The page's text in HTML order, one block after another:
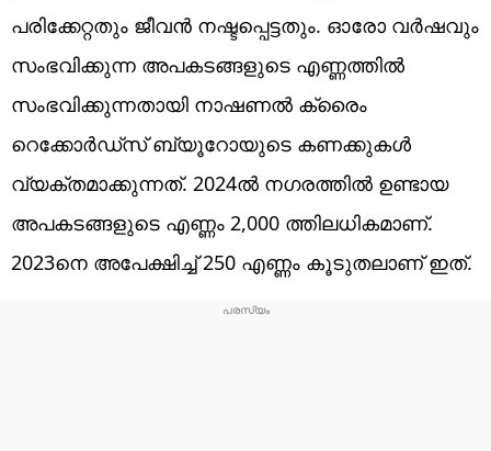
പരിക്കേറ്റതും ജീവന്‍ നഷ്ടപ്പെട്ടതും. ഓരോ വര്‍ഷവും
സംഭവിക്കുന്ന അപകടങ്ങളുടെ എണ്ണത്തില്‍
സംഭവിക്കുന്നതായി നാഷണല്‍ ക്രൈം
റെക്കോര്‍ഡ്‌സ് ബ്യൂറോയുടെ കണക്കുകള്‍
വ്യക്തമാക്കുന്നത്. 2024ല്‍ നഗരത്തില്‍ ഉണ്ടായ
അപകടങ്ങളുടെ എണ്ണം 2,000 ത്തിലധികമാണ്.
2023നെ അപേക്ഷിച്ച് 250 എണ്ണം കൂടുതലാണ് ഇത്.